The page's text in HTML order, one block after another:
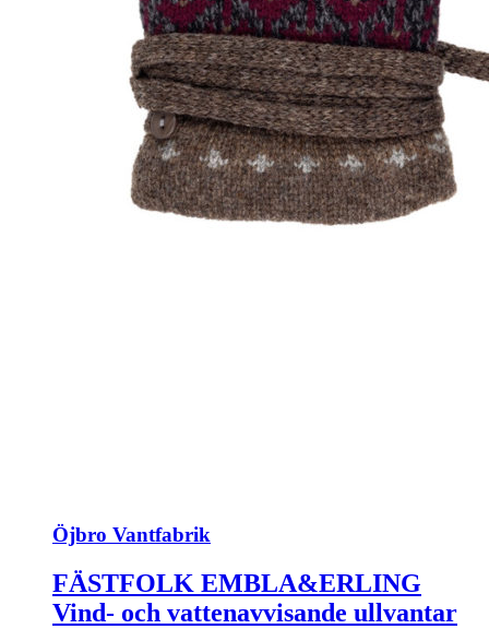
Öjbro Vantfabrik
FÄSTFOLK EMBLA&ERLING
Vind- och vattenavvisande ullvantar